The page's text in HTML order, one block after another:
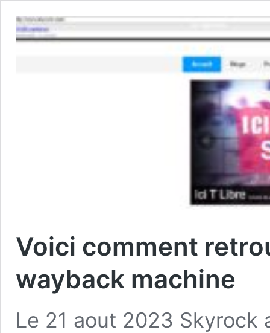
Voici comment
wayback machine
Le 21 aout 2023